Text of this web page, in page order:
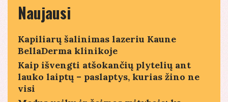
Naujausi
Kapiliarų šalinimas lazeriu Kaune
BellaDerma klinikoje
Kaip išvengti atšokančių plytelių ant
lauko laiptų – paslaptys, kurias žino ne
visi